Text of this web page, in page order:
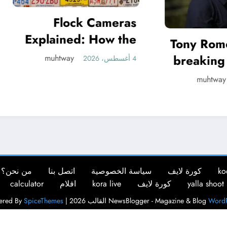
Flock Cameras
How the
License Plate
4 أغسطس، 2026
Tony Romo,
breaking point
leave:
كورة لايف سياسة الخصوصية اتصل بنا من نحن؟
yalla shoot
كورة لايف kora live افلام calculator
NewsBlogger - Magazine & Blog القالب 2026 | Powered By SpiceThemes